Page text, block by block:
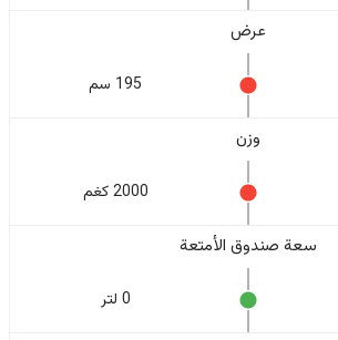
عرض
195 سم
وزن
2000 كغم
سعة صندوق الأمتعة
0 لتر